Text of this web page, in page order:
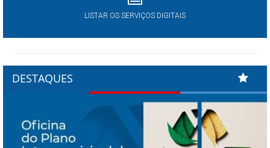
LISTAR OS SERVIÇOS DIGITAIS
DESTAQUES